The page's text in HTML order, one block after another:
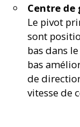
Centre de
Le pivot
sont
bas dans
bas
de
vitesse de